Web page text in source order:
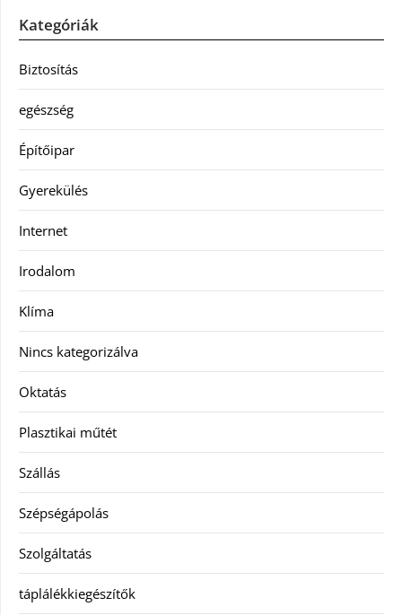
Kategóriák
Biztosítás
egészség
Építőipar
Gyerekülés
Internet
Irodalom
Klíma
Nincs kategorizálva
Oktatás
Plasztikai műtét
Szállás
Szépségápolás
Szolgáltatás
táplálékkiegészítők